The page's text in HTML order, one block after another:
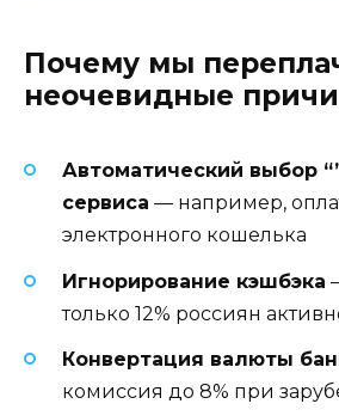
Почему мы
неочевидные
Автоматический выбор
сервиса — например,
электронного кошелька
Игнорирование кэшбэка
только 12% россиян
Конвертация валюты
комиссия до 8% при